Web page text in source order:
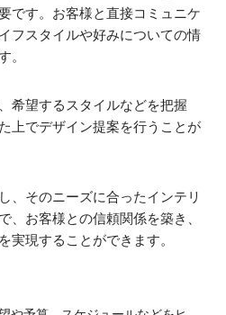
です。お客様と直接コミュニケ
フスタイルや好みについての情
。
希望するスタイルなどを把握
上でデザイン提案を行うことが
、そのニーズに合ったインテリ
、お客様との信頼関係を築き、
実現することができます。